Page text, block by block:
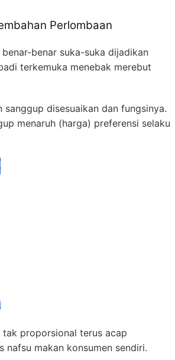
Perlombaan
benar-benar suka-suka dijadikan
terkemuka menebak merebut
disesuaikan dan fungsinya.
menaruh (harga) preferensi selaku
proporsional terus acap
makan konsumen sendiri.